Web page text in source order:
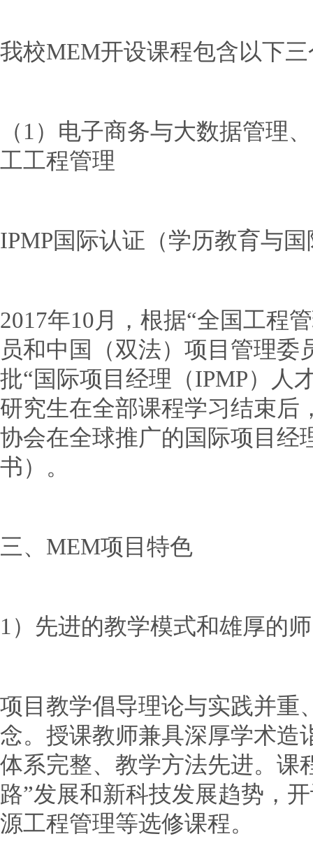
我校MEM开设课程包含以下
（1）电子商务与大数据管理
工工程管理
IPMP国际认证（学历教育与
2017年10月，根据“全国工程
员和中国（双法）项目管理委
批“国际项目经理（IPMP）人
研究生在全部课程学习结束后
协会在全球推广的国际项目经
书）。
三、MEM项目特色
1）先进的教学模式和雄厚的
项目教学倡导理论与实践并重
念。授课教师兼具深厚学术造
体系完整、教学方法先进。课
路”发展和新科技发展趋势，
源工程管理等选修课程。